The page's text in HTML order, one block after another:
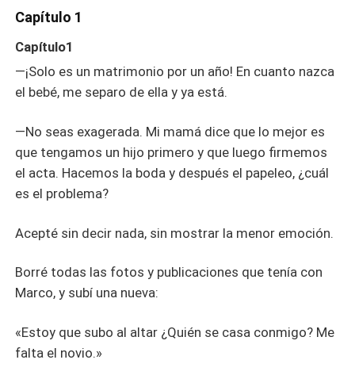
separo de ella y ya está.
Capítulo 1
Capítulo1
—¡Solo es un matrimonio por un año! En cuanto nazca
el bebé, me separo de ella y ya está.
—No seas exagerada. Mi mamá dice que lo mejor es
que tengamos un hijo primero y que luego firmemos
el acta. Hacemos la boda y después el papeleo, ¿cuál
es el problema?
Acepté sin decir nada, sin mostrar la menor emoción.
Borré todas las fotos y publicaciones que tenía con
Marco, y subí una nueva:
«Estoy que subo al altar ¿Quién se casa conmigo? Me
falta el novio.»